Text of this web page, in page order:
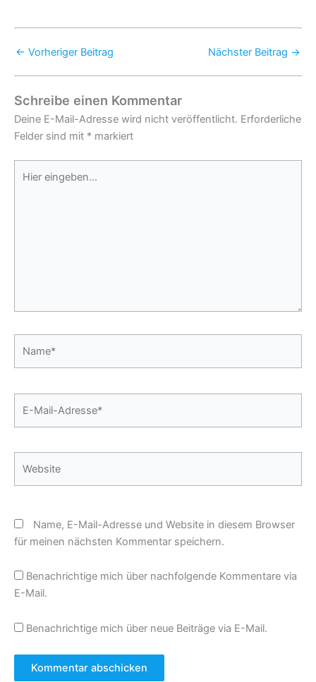
← Vorheriger Beitrag Nächster Beitrag →
Schreibe einen Kommentar
Deine E-Mail-Adresse wird nicht veröffentlicht. Erforderliche
Felder sind mit * markiert
eingeben…
Mail-
Name, E-Mail-Adresse und Website in diesem Browser
für meinen nächsten Kommentar speichern.
Benachrichtige mich über nachfolgende Kommentare via
E-Mail.
Benachrichtige mich über neue Beiträge via E-Mail.